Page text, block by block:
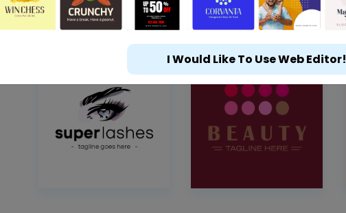
I Would Like To Use Web Editor!